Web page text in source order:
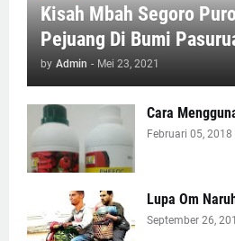
Kisah Mbah Segoro
Pejuang Di Bumi
by Admin - Mei 23, 2021
Cara
Februari 05, 2018
Lupa Om
September 26,